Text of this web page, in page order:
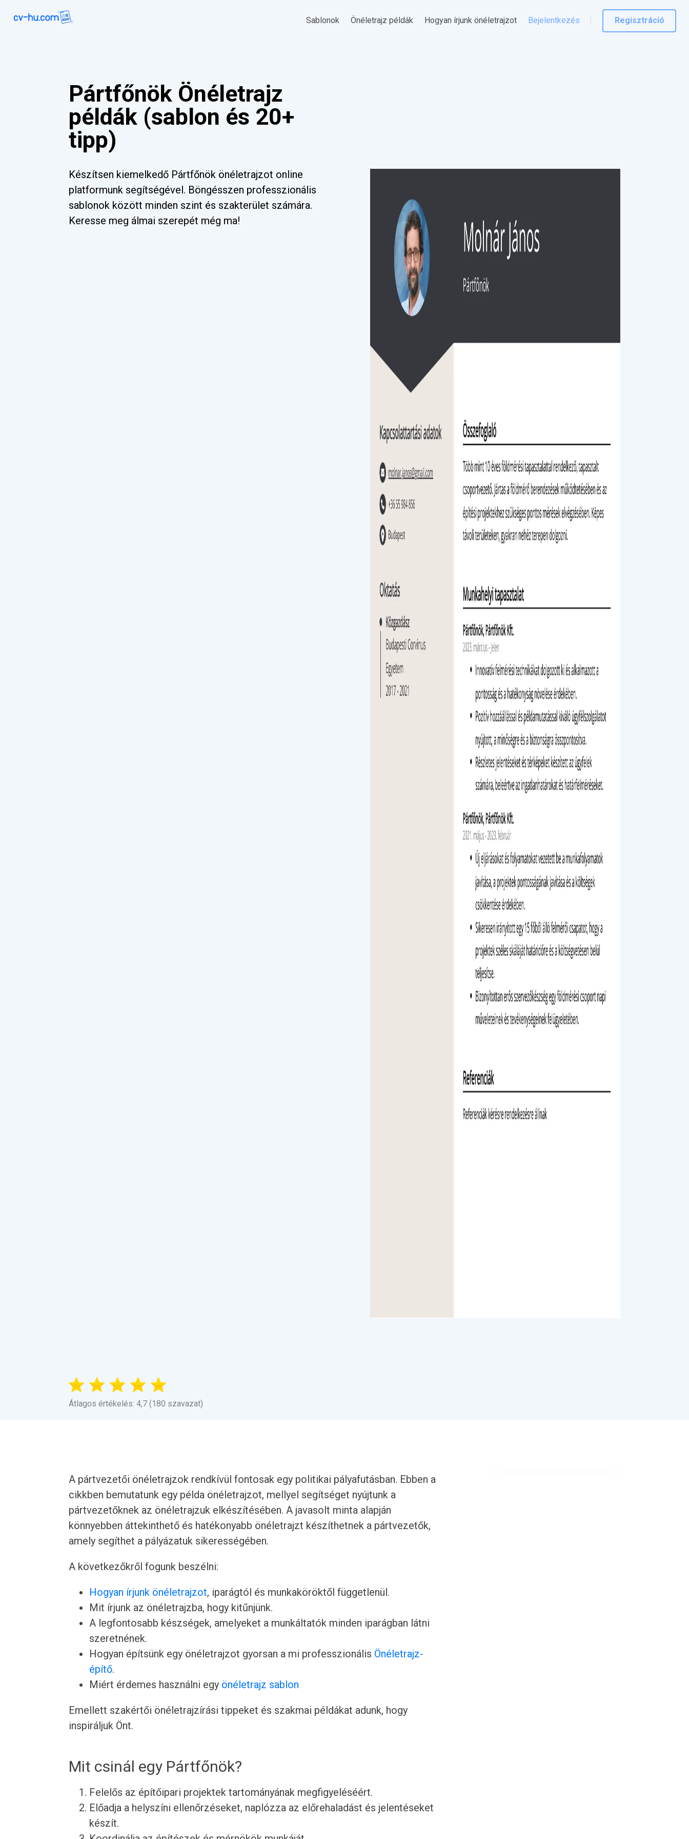
Sablonok Önéletrajz példák Hogyan írjunk önéletrajzot Bejelentkezés Regisztráció
Pártfőnök Önéletrajz
példák (sablon és 20+
tipp)
Készítsen kiemelkedő Pártfőnök önéletrajzot online
platformunk segítségével. Böngésszen professzionális
sablonok között minden szint és szakterület számára.
Keresse meg álmai szerepét még ma!
Átlagos értékelés: 4,7 (180 szavazat)
A pártvezetői önéletrajzok rendkívül fontosak egy politikai pályafutásban. Ebben a
cikkben bemutatunk egy példa önéletrajzot, mellyel segítséget nyújtunk a
pártvezetőknek az önéletrajzuk elkészítésében. A javasolt minta alapján
könnyebben áttekinthető és hatékonyabb önéletrajzt készíthetnek a pártvezetők,
amely segíthet a pályázatuk sikerességében.
A következőkről fogunk beszélni:
Hogyan írjunk önéletrajzot, iparágtól és munkaköröktől függetlenül.
Mit írjunk az önéletrajzba, hogy kitűnjünk.
A legfontosabb készségek, amelyeket a munkáltatók minden iparágban látni
szeretnének.
Hogyan építsünk egy önéletrajzot gyorsan a mi professzionális Önéletrajz-
építő.
Miért érdemes használni egy önéletrajz sablon
Emellett szakértői önéletrajzírási tippeket és szakmai példákat adunk, hogy
inspiráljuk Önt.
Mit csinál egy Pártfőnök?
Felelős az építőipari projektek tartományának megfigyeléséért.
Előadja a helyszíni ellenőrzéseket, naplózza az előrehaladást és jelentéseket
készít.